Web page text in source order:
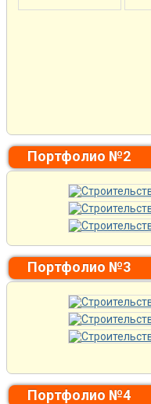
Портфолио №2
Портфолио №3
Портфолио №4